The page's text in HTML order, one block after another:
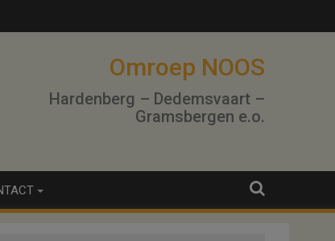
Omroep NOOS
Hardenberg – Dedemsvaart –
Gramsbergen e.o.